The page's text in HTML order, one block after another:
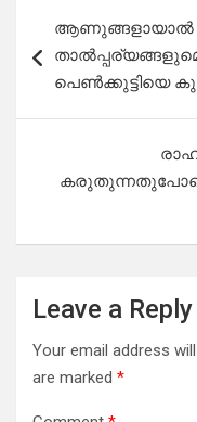
navigation
ആണുങ്ങളായാൽ
പെൺക്കുട്ടിയെ
Leave a Reply
Your email address
are marked *